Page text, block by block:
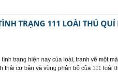
TRẠNG 111 LOÀI THÚ QUÍ
trạng hiện nay của loài, tranh vẽ một
thái cơ bản và vùng phân bố của 111 loài